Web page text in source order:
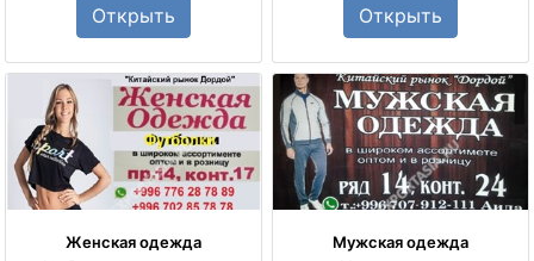
Открыть Открыть
Женская одежда Мужская одежда